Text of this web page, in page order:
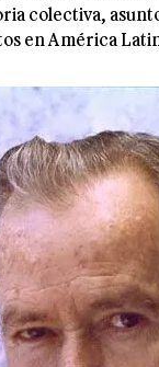
colectiva,
en América